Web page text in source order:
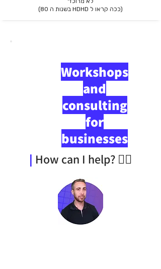
(ככה קראו ל HDHD בשנות ה 80)
Workshops
and
consulting
for
businesses
| How can I help? 👇🏼